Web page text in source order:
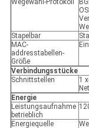
Wegewahl-Protokoll
Stapelbar
MAC-
addresstabellen-
Größe
Verbindungsstücke
Schnittstellen
1
Energie
Leistungsaufnahme
betrieblich
Energiequelle